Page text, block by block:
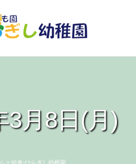
3月8日(月)